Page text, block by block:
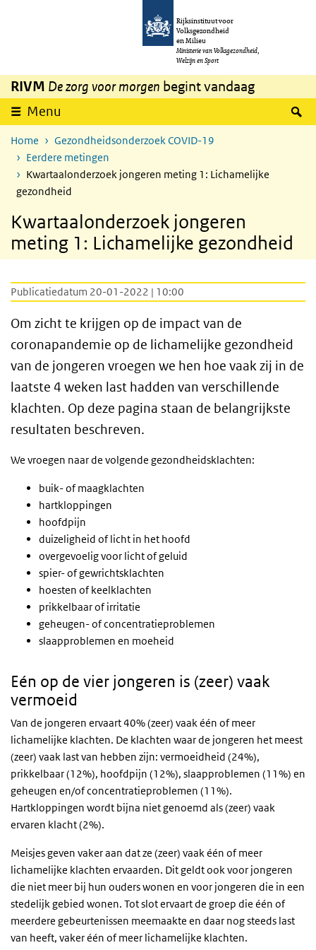
Overslaan en naar de inhoud gaan
Rijksinstituut voor
Volksgezondheid
en Milieu
Ministerie van Volksgezondheid,
Welzijn en Sport
RIVM De zorg voor morgen begint vandaag
Menu
Home
Gezondheidsonderzoek COVID-19
Eerdere metingen
Kwartaalonderzoek jongeren meting 1: Lichamelijke
gezondheid
Kwartaalonderzoek jongeren
meting 1: Lichamelijke gezondheid
Publicatiedatum 20-01-2022 | 10:00
Om zicht te krijgen op de impact van de
coronapandemie op de lichamelijke gezondheid
van de jongeren vroegen we hen hoe vaak zij in de
laatste 4 weken last hadden van verschillende
klachten. Op deze pagina staan de belangrijkste
resultaten beschreven.
We vroegen naar de volgende gezondheidsklachten:
buik- of maagklachten
hartkloppingen
hoofdpijn
duizeligheid of licht in het hoofd
overgevoelig voor licht of geluid
spier- of gewrichtsklachten
hoesten of keelklachten
prikkelbaar of irritatie
geheugen- of concentratieproblemen
slaapproblemen en moeheid
Eén op de vier jongeren is (zeer) vaak
vermoeid
Van de jongeren ervaart 40% (zeer) vaak één of meer
lichamelijke klachten. De klachten waar de jongeren het meest
(zeer) vaak last van hebben zijn: vermoeidheid (24%),
prikkelbaar (12%), hoofdpijn (12%), slaapproblemen (11%) en
geheugen en/of concentratieproblemen (11%).
Hartkloppingen wordt bijna niet genoemd als (zeer) vaak
ervaren klacht (2%).
Meisjes geven vaker aan dat ze (zeer) vaak één of meer
lichamelijke klachten ervaarden. Dit geldt ook voor jongeren
die niet meer bij hun ouders wonen en voor jongeren die in een
stedelijk gebied wonen. Tot slot ervaart de groep die één of
meerdere gebeurtenissen meemaakte en daar nog steeds last
van heeft, vaker één of meer lichamelijke klachten.